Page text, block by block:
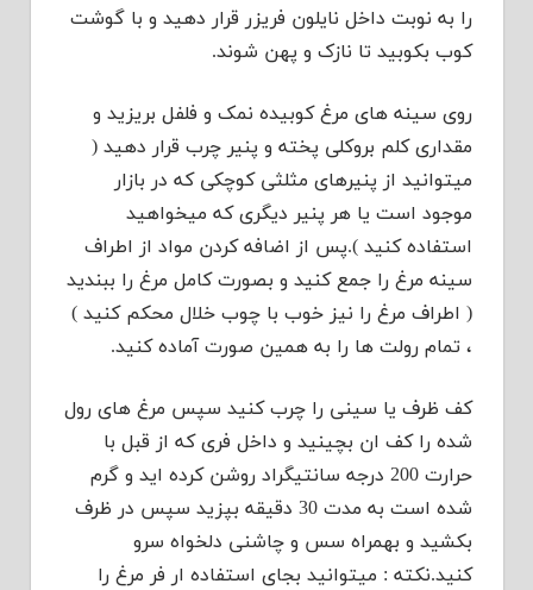
را به نوبت داخل نایلون فریزر قرار دهید و با گوشت
کوب بکوبید تا نازک و پهن شوند.
روی سینه های مرغ کوبیده نمک و فلفل بریزید و
مقداری کلم بروکلی پخته و پنیر چرب قرار دهید (
میتوانید از پنیرهای مثلثی کوچکی که در بازار
موجود است یا هر پنیر دیگری که میخواهید
استفاده کنید ).پس از اضافه کردن مواد از اطراف
سینه مرغ را جمع کنید و بصورت کامل مرغ را ببندید
( اطراف مرغ را نیز خوب با چوب خلال محکم کنید )
، تمام رولت ها را به همین صورت آماده کنید.
کف ظرف یا سینی را چرب کنید سپس مرغ های رول
شده را کف ان بچینید و داخل فری که از قبل با
حرارت 200 درجه سانتیگراد روشن کرده اید و گرم
شده است به مدت 30 دقیقه بپزید سپس در ظرف
بکشید و بهمراه سس و چاشنی دلخواه سرو
کنید.نکته : میتوانید بجای استفاده ار فر مرغ را